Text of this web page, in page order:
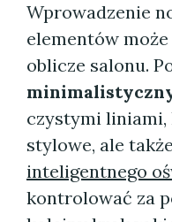
Wprowadzenie
elementów
oblicze salonu.
czystymi
stylowe, ale
inteligentnego
kontrolować za